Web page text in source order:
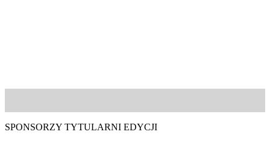
SPONSORZY TYTULARNI EDYCJI